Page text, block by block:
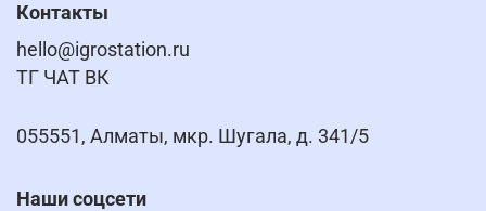
Контакты
hello@igrostation.ru
ТГ ЧАТ ВК
055551, Алматы, мкр. Шугала, д. 341/5
Наши соцсети